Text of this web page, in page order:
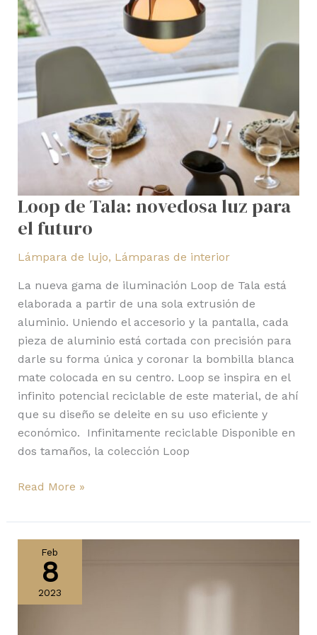
Loop de Tala: novedosa luz para
el futuro
Lámpara de lujo, Lámparas de interior
La nueva gama de iluminación Loop de Tala está
elaborada a partir de una sola extrusión de
aluminio. Uniendo el accesorio y la pantalla, cada
pieza de aluminio está cortada con precisión para
darle su forma única y coronar la bombilla blanca
mate colocada en su centro. Loop se inspira en el
infinito potencial reciclable de este material, de ahí
que su diseño se deleite en su uso eficiente y
económico. Infinitamente reciclable Disponible en
dos tamaños, la colección Loop
el
futuro
Read More »
Feb
8
2023
presenta
colección
Sasi